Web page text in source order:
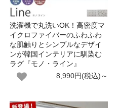
洗濯機で丸洗いOK！高密度マ
イクロファイバーのふわふわ
な肌触りとシンプルなデザイ
ンが韓国インテリアに馴染む
ラグ『モノ・ライン』
8,990円(税込)～